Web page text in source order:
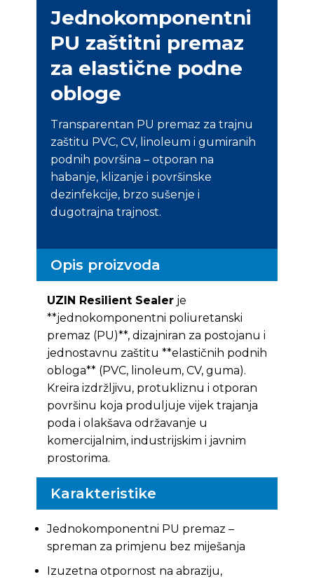
Jednokomponentni
PU zaštitni premaz
za elastične podne
obloge
Transparentan PU premaz za trajnu
zaštitu PVC, CV, linoleum i gumiranih
podnih površina – otporan na
habanje, klizanje i površinske
dezinfekcije, brzo sušenje i
dugotrajna trajnost.
Opis proizvoda
UZIN Resilient Sealerje
**jednokomponentni poliuretanski
premaz (PU)**, dizajniran za postojanu i
jednostavnu zaštitu **elastičnih podnih
obloga** (PVC, linoleum, CV, guma).
Kreira izdržljivu, protukliznu i otporan
površinu koja produljuje vijek trajanja
poda i olakšava održavanje u
komercijalnim, industrijskim i javnim
prostorima.
Karakteristike
Jednokomponentni PU premaz –
spreman za primjenu bez miješanja
Izuzetna otpornost na abraziju,